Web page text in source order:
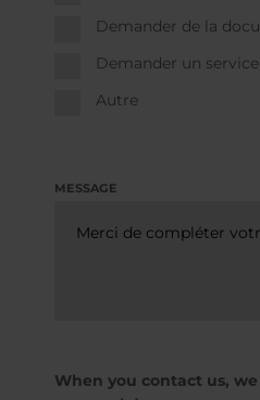
Demander de la
Demander un
Autre
MESSAGE
When you contact us,